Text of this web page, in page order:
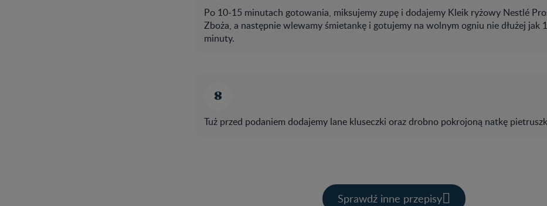
Po 10-15 minutach gotowania, miksujemy zupę i dodajemy Kleik ryżowy Nestlé
Zboża, a następnie wlewamy śmietankę i gotujemy na wolnym ogniu nie dłużej jak
minuty.
Tuż przed podaniem dodajemy lane kluseczki oraz drobno pokrojoną natkę
Sprawdź inne przepisy